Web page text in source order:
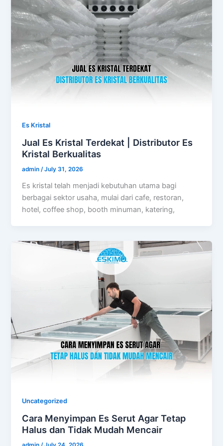
Es Kristal
Jual Es Kristal Terdekat | Distributor Es
Kristal Berkualitas
admin /July 31, 2026
Es kristal telah menjadi kebutuhan utama bagi
berbagai sektor usaha, mulai dari cafe, restoran,
hotel, coffee shop, booth minuman, katering,
Uncategorized
Cara Menyimpan Es Serut Agar Tetap
Halus dan Tidak Mudah Mencair